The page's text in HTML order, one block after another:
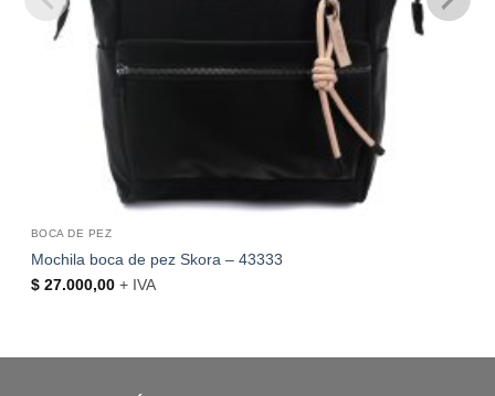
BOCA DE PEZ
Mochila boca de pez Skora – 43333
$27.000,00+ IVA